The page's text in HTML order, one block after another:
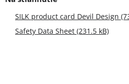
SILK product card Devil Design
Safety Data Sheet (231.5 kB)